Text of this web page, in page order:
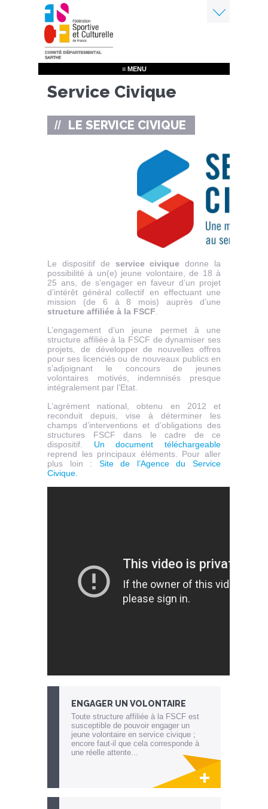
Aller
au
contenu
principal
≡ MENU
Service Civique
LE SERVICE CIVIQUE
Le dispositif de service civique donne la
possibilité à un(e) jeune volontaire, de 18 à
25 ans, de s’engager en faveur d’un projet
d’intérêt général collectif en effectuant une
mission (de 6 à 8 mois) auprès d’une
structure affiliée à la FSCF.
L’engagement d’un jeune permet à une
structure affiliée à la FSCF de dynamiser ses
projets, de développer de nouvelles offres
pour ses licenciés ou de nouveaux publics en
s’adjoignant le concours de jeunes
volontaires motivés, indemnisés presque
intégralement par l’Etat.
L’agrément national, obtenu en 2012 et
reconduit depuis, vise à déterminer les
champs d’interventions et d’obligations des
structures FSCF dans le cadre de ce
dispositif. Un document téléchargeable
reprend les principaux éléments. Pour aller
plus loin : Site de l’Agence du Service
Civique.
ENGAGER UN VOLONTAIRE
Toute structure affiliée à la FSCF est
susceptible de pouvoir engager un
jeune volontaire en service civique ;
encore faut-il que cela corresponde à
une réelle attente...